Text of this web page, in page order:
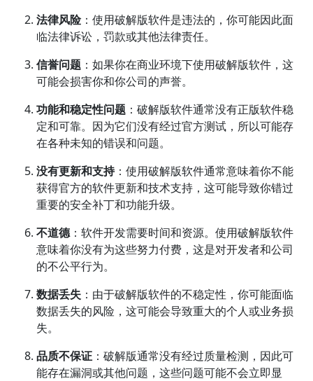
法律风险：使用破解版软件是违法的，你可能因此面
临法律诉讼，罚款或其他法律责任。
信誉问题 ：如果你在商业环境下使用破解版软件，这
可能会损害你和你公司的声誉。
功能和稳定性问题 ：破解版软件通常没有正版软件稳
定和可靠。因为它们没有经过官方测试，所以可能存
在各种未知的错误和问题。
没有更新和支持：使用破解版软件通常意味着你不能
获得官方的软件更新和技术支持，这可能导致你错过
重要的安全补丁和功能升级。
不道德：软件开发需要时间和资源。使用破解版软件
意味着你没有为这些努力付费，这是对开发者和公司
的不公平行为。
数据丢失 ：由于破解版软件的不稳定性，你可能面临
数据丢失的风险，这可能会导致重大的个人或业务损
失。
品质不保证 ：破解版通常没有经过质量检测，因此可
能存在漏洞或其他问题，这些问题可能不会立即显